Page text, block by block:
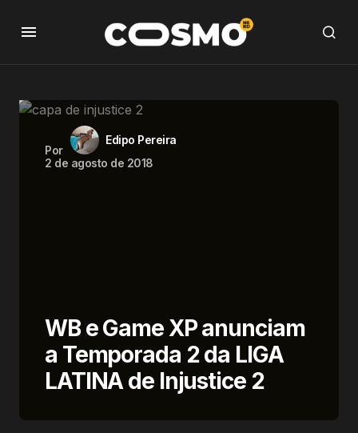
Por
Edipo Pereira
2 de agosto de 2018
WB e Game XP anunciam
a Temporada 2 da LIGA
LATINA de Injustice 2